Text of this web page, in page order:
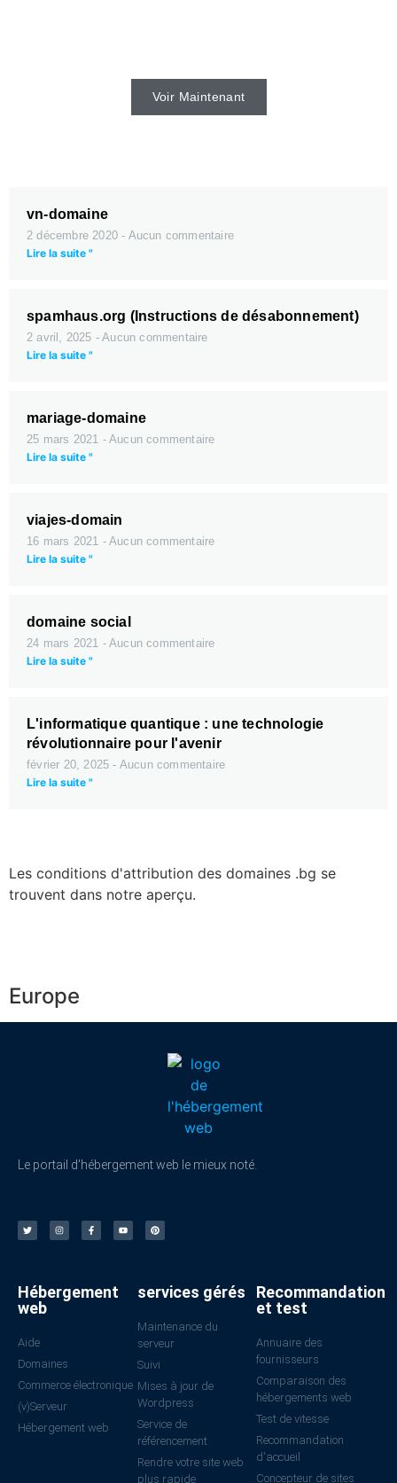
Voir Maintenant
vn-domaine
2 décembre 2020 Aucun commentaire
Lire la suite "
spamhaus.org (Instructions de désabonnement)
2 avril, 2025
Aucun commentaire
Lire la suite "
mariage-domaine
25 mars 2021
Aucun commentaire
Lire la suite "
viajes-domain
16 mars 2021
Aucun commentaire
Lire la suite "
domaine social
24 mars 2021
Aucun commentaire
Lire la suite "
L'informatique quantique : une technologie
révolutionnaire pour l'avenir
février 20, 2025 Aucun commentaire
Lire la suite "
Les conditions d'attribution des domaines .bg se
trouvent dans notre aperçu.
Europe
Le portail d'hébergement web le mieux noté.
Hébergement
web
Aide
Domaines
Commerce électronique
(v)Serveur
Hébergement web
services gérés
Maintenance du
serveur
Suivi
Mises à jour de
Wordpress
Service de
référencement
Rendre votre site web
plus rapide
Recommandation
et test
Annuaire des
fournisseurs
Comparaison des
hébergements web
Test de vitesse
Recommandation
d'accueil
Concepteur de sites